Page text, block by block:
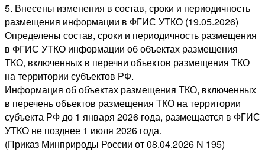
5. Внесены изменения в состав, сроки и периодичность
размещения информации в ФГИС УТКО (19.05.2026)
Определены состав, сроки и периодичность размещения
в ФГИС УТКО информации об объектах размещения
ТКО, включенных в перечни объектов размещения ТКО
на территории субъектов РФ.
Информация об объектах размещения ТКО, включенных
в перечень объектов размещения ТКО на территории
субъекта РФ до 1 января 2026 года, размещается в ФГИС
УТКО не позднее 1 июля 2026 года.
(Приказ Минприроды России от 08.04.2026 N 195)